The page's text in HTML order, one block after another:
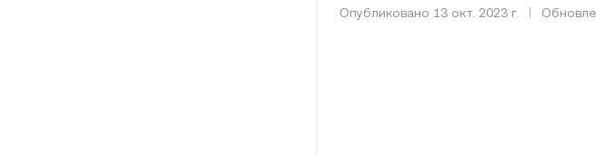
Опубликовано 13 окт. 2023 г.